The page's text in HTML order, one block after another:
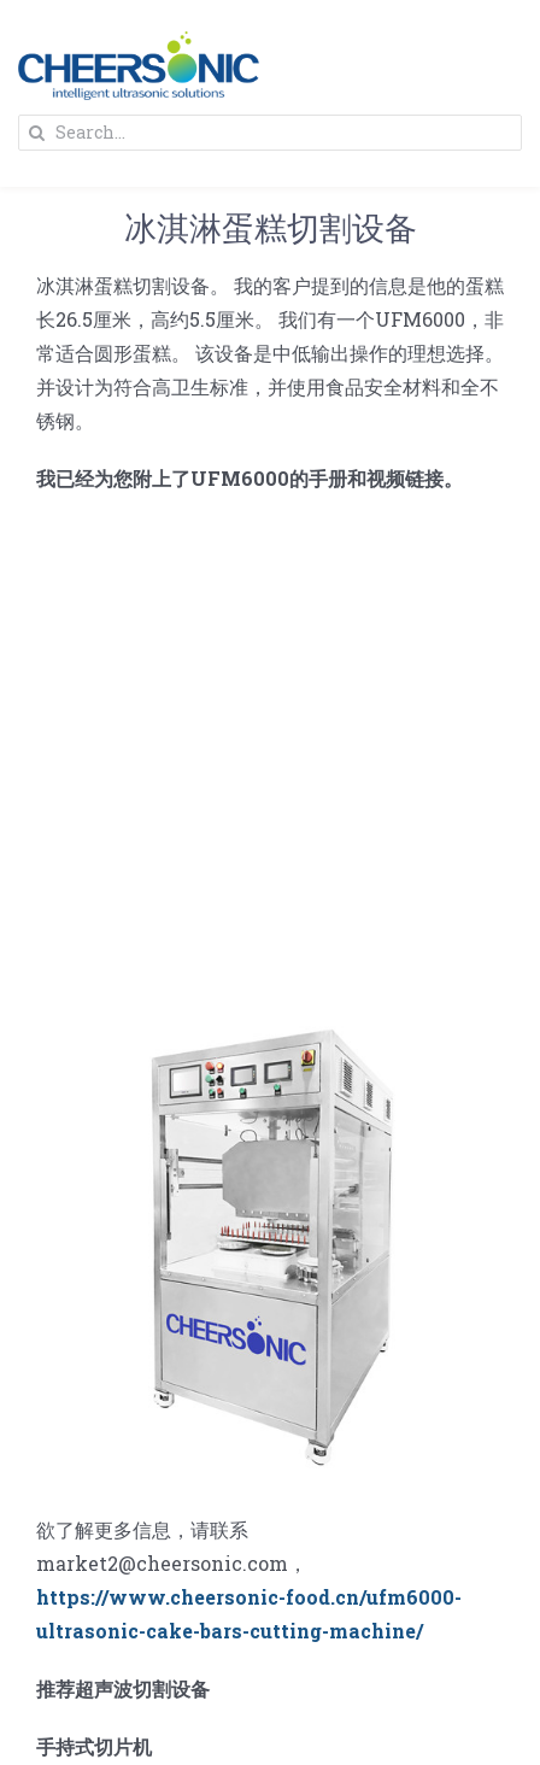
content
蛋糕切割机
蛋糕切块机
奶酪切片
圆形奶酪切片
三明治/披萨/寿司切割
超声波设备
公司新闻
关于我们
Search
冰淇淋蛋糕切割设备
冰淇淋蛋糕切割设备。 我的客户提到的信息是他的蛋糕
长26.5厘米，高约5.5厘米。 我们有一个UFM6000，非
常适合圆形蛋糕。 该设备是中低输出操作的理想选择。
并设计为符合高卫生标准，并使用食品安全材料和全不
锈钢。
我已经为您附上了UFM6000的手册和视频链接。
欲了解更多信息，请联系
market2@cheersonic.com，
https://www.cheersonic-food.cn/ufm6000-
ultrasonic-cake-bars-cutting-machine/
推荐超声波切割设备
手持式切片机